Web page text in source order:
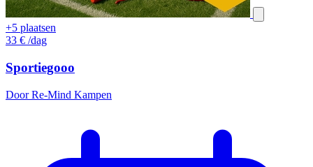
+5 plaatsen
33 € /dag
Sportiegooo
Door Re-Mind Kampen